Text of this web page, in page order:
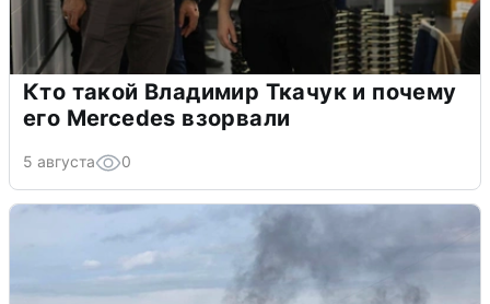
Кто такой Владимир Ткачук и почему
его Mercedes взорвали
5 августа 0